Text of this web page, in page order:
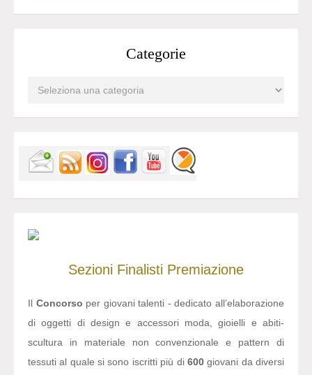
Categorie
Sezioni Finalisti Premiazione
Il Concorso per giovani talenti - dedicato all’elaborazione
di oggetti di design e accessori moda, gioielli e abiti-
scultura in materiale non convenzionale e pattern di
tessuti al quale si sono iscritti più di 600giovani da diversi